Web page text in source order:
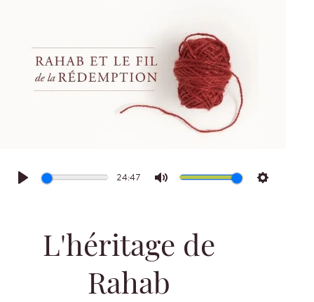
Play
24:47
Mute Settings
L'héritage de
Rahab